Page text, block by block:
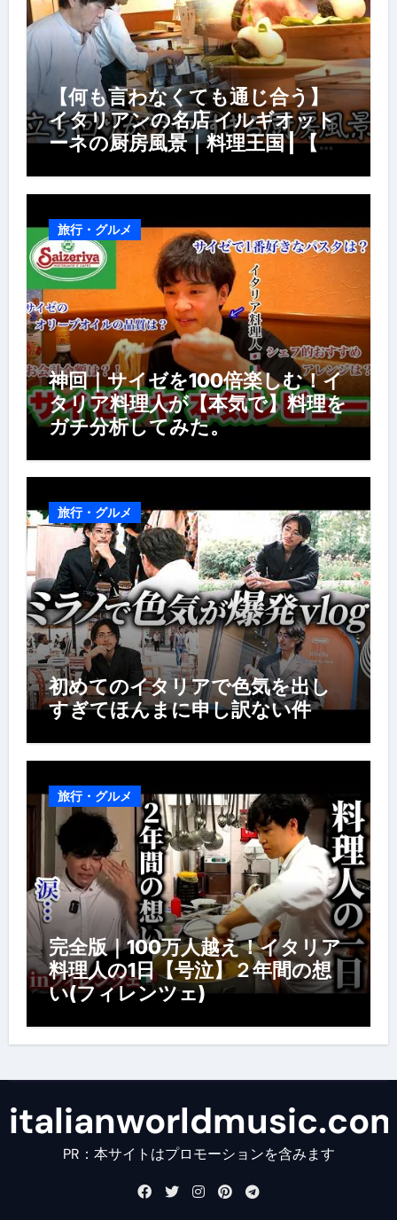
【何も言わなくても通じ合う】
イタリアンの名店 イルギオット
ーネの厨房風景｜料理王国 | 【厨
風景】
旅行・グルメ
神回｜サイゼを100倍楽しむ！イ
タリア料理人が【本気で】料理を
ガチ分析してみた。
旅行・グルメ
初めてのイタリアで色気を出し
すぎてほんまに申し訳ない件
旅行・グルメ
完全版｜100万人越え！イタリア
料理人の1日【号泣】２年間の想
い(フィレンツェ)
PR：本サイトはプロモーションを含みます